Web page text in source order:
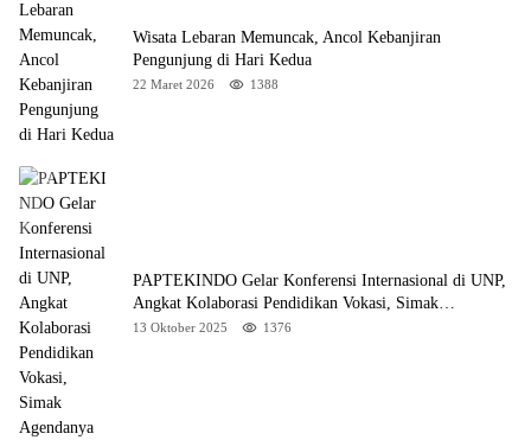
Wisata Lebaran Memuncak, Ancol Kebanjiran
Pengunjung di Hari Kedua
22 Maret 2026 1388
PAPTEKINDO Gelar Konferensi Internasional di UNP,
Angkat Kolaborasi Pendidikan Vokasi, Simak
Agendanya
13 Oktober 2025 1376